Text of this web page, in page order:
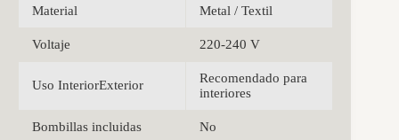
Material Metal / Textil
Voltaje 220-240 V
Uso InteriorExterior
Recomendado para
interiores
Bombillas incluidas No